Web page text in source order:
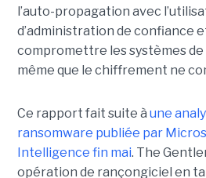
l’auto-propagation avec
d’administration de confiance
compromettre les systèmes
même que le chiffrement ne
Ce rapport fait suite à une
ransomware publiée par
Intelligence fin mai. The
opération de rançongiciel en